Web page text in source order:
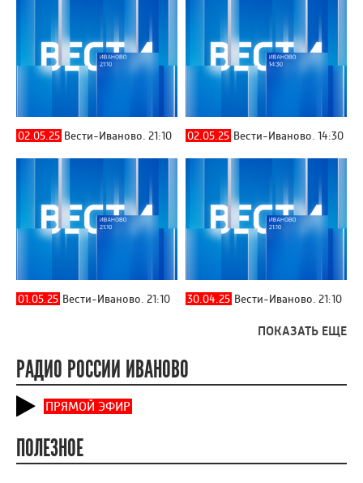
02.05.25 Вести-Иваново. 21:10 02.05.25 Вести-Иваново. 14:30
01.05.25 Вести-Иваново. 21:10 30.04.25 Вести-Иваново. 21:10
ПОКАЗАТЬ ЕЩЕ
РАДИО РОССИИ ИВАНОВО
ПРЯМОЙ ЭФИР
ПОЛЕЗНОЕ